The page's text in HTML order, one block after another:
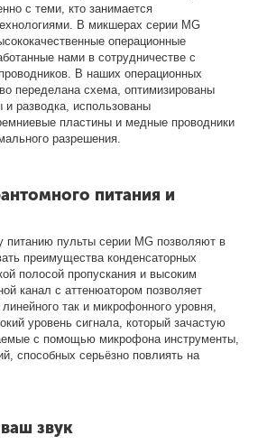
с теми, кто занимается
В микшерах серии MG
операционные
нами в сотрудничестве с
В наших операционных
переделана схема, оптимизированы
и разводка, использованы
пластины и медные проводники
разрешения.
питания и
питанию пульты серии MG позволяют в
преимущества конденсаторных
полосой пропускания и высоким
канал с аттенюатором позволяет
так и микрофонного уровня,
уровень сигнала, который зачастую
с помощью микрофона инструменты,
способных серьёзно повлиять на
звук